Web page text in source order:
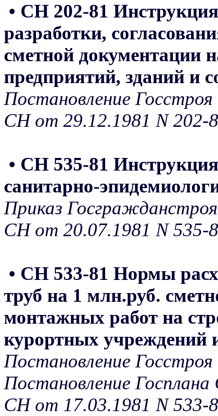
• СН 202-81
разработки,
сметной документации
предприятий, зданий и
Постановление
СН от 29.12.1981 N 202-
• СН 535-81
санитарно-
Приказ
СН от 20.07.1981 N 535-
• СН 533-81 Нормы
труб на 1 млн.руб.
монтажных работ на
курортных учреждений
Постановление
Постановление
СН от 17.03.1981 N 533-